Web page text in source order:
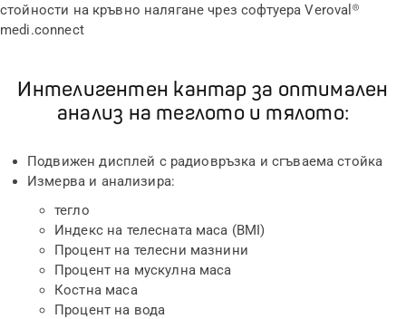
стойности на кръвно налягане чрез софтуера Veroval®
medi.connect
Интелигентен кантар за оптимален
анализ на теглото и тялото:
Подвижен дисплей с радиовръзка и сгъваема стойка
Измерва и анализира:
тегло
Индекс на телесната маса (BMI)
Процент на телесни мазнини
Процент на мускулна маса
Костна маса
Процент на вода